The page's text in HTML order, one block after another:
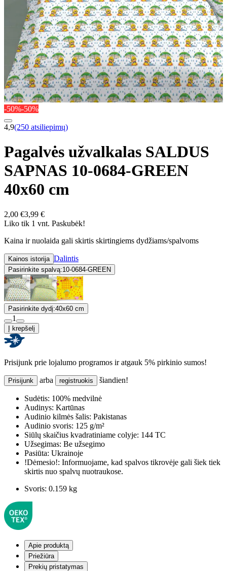
-50%-50%
4,9(250 atsiliepimų)
Pagalvės užvalkalas SALDUS
SAPNAS 10-0684-GREEN
40x60 cm
2,00 €3,99 €
Liko tik 1 vnt. Paskubėk!
Kaina ir nuolaida gali skirtis skirtingiems dydžiams/spalvoms
Kainos istorija Dalintis
Pasirinkite spalvą:10-0684-GREEN
Pasirinkite dydį:40x60 cm
1
Į krepšelį
Prisijunk prie lojalumo programos ir atgauk 5% pirkinio sumos!
Prisijunk arba registruokis šiandien!
Sudėtis: 100% medvilnė
Audinys: Kartūnas
Audinio kilmės šalis: Pakistanas
Audinio svoris: 125 g/m²
Siūlų skaičius kvadratiniame colyje: 144 TC
Užsegimas: Be užsegimo
Pasiūta: Ukrainoje
!Dėmesio!: Informuojame, kad spalvos tikrovėje gali šiek tiek
skirtis nuo spalvų nuotraukose.
Svoris: 0.159 kg
Apie produktą
Priežiūra
Prekių pristatymas